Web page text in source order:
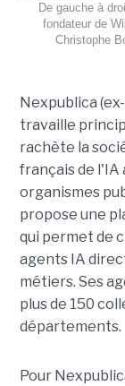
De gauche à
fondateur de
Christophe
Nexpublica
travaille
rachète la
français de l'IA
organismes
propose une
qui permet de
agents IA
métiers. Ses
plus de 150
départements.
Pour